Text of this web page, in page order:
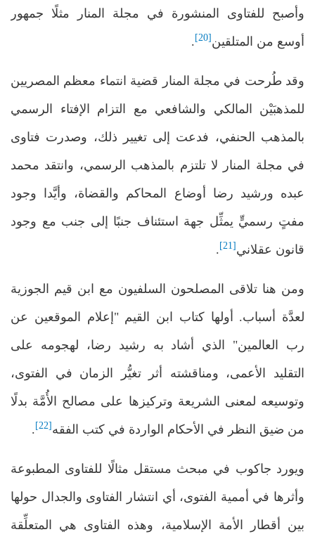
وأصبح للفتاوى المنشورة في مجلة المنار مثلًا جمهور
أوسع من المتلقين [20]
.
وقد طُرحت في مجلة المنار قضية انتماء معظم المصريين
للمذهبَيْن المالكي والشافعي مع التزام الإفتاء الرسمي
بالمذهب الحنفي، فدعت إلى تغيير ذلك، وصدرت فتاوى
في مجلة المنار لا تلتزم بالمذهب الرسمي، وانتقد محمد
عبده ورشيد رضا أوضاع المحاكم والقضاة، وأيَّدا وجود
مفتٍ رسميٍّ يمثِّل جهة استئناف جنبًا إلى جنب مع وجود
قانون عقلاني [21]
.
ومن هنا تلاقى المصلحون السلفيون مع ابن قيم الجوزية
لعدَّة أسباب. أولها كتاب ابن القيم "إعلام الموقعين عن
رب العالمين" الذي أشاد به رشيد رضا، لهجومه على
التقليد الأعمى، ومناقشته أثر تغيُّر الزمان في الفتوى،
وتوسيعه لمعنى الشريعة وتركيزها على مصالح الأُمَّة بدلًا
من ضيق النظر في الأحكام الواردة في كتب الفقه [22]
.
ويورد جاكوب في مبحث مستقل مثالًا للفتاوى المطبوعة
وأثرها في أممية الفتوى، أي انتشار الفتاوى والجدال حولها
بين أقطار الأمة الإسلامية، وهذه الفتاوى هي المتعلِّقة